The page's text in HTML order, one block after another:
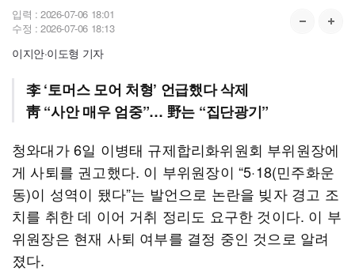
입력 : 2026-07-06 18:01
수정 : 2026-07-06 18:13
이지안·이도형 기자
李 ‘토머스 모어 처형’ 언급했다 삭제
靑 “사안 매우 엄중”… 野는 “집단광기”
청와대가 6일 이병태 규제합리화위원회 부위원장에
게 사퇴를 권고했다. 이 부위원장이 “5·18(민주화운
동)이 성역이 됐다”는 발언으로 논란을 빚자 경고 조
치를 취한 데 이어 거취 정리도 요구한 것이다. 이 부
위원장은 현재 사퇴 여부를 결정 중인 것으로 알려
졌다.